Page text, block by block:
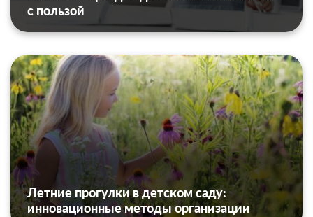
с пользой
Летние прогулки в детском саду:
инновационные методы организации